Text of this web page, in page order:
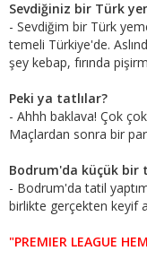
Sevdiğiniz bir Türk
- Sevdiğim bir Türk
temeli Türkiye'de.
şey kebap, fırında
Peki ya tatlılar?
- Ahhh baklava! Çok
Maçlardan sonra bir
Bodrum'da küçük bir
- Bodrum'da tatil
birlikte gerçekten keyif
"PREMIER LEAGUE